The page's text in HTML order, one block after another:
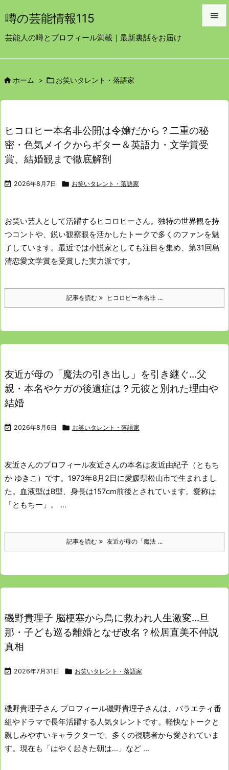
噂の芸能情報115
芸能人の噂とプロフィール満載｜最新裏話をお届け

前へ

ホーム >  お笑いタレント・落語家
ヒコロヒー本名非公開は令嬢だから？二重の秘
密・色気メイクからギター＆英語力・文学賞受
賞、結婚観まで徹底解剖
 2026年8月7日  お笑いタレント・落語家
お笑い芸人として活躍するヒコロヒーさん。 独特の世界観を持
つコントや、鋭い観察眼を活かしたトークで多くのファンを魅
了しています。 最近では小説家としても注目を集め、第31回島
清恋愛文学賞を受賞した実力派です。
記事を読む ヒコロヒー本名非 ...
友近が母の「魔法の引き出し」を引き継ぐ…父
親・本名やケガの後遺症は？元彼と別れた理由や
結婚
 2026年8月6日  お笑いタレント・落語家
友近さんのプロフィール友近さんの本名は友近由紀子（ともち
か ゆきこ）です。 1973年8月2日に愛媛県松山市で生まれまし
た。
血液型はB型、身長は157cm前後とされています。 愛称は
「ともちー」。 ...
記事を読む 友近が母の「魔法 ...
磯野貴理子 脳梗塞から鳥に救われ人生激変…旦
那・子ども巡る離婚となぜ改名？松居直美不仲説
真相
 2026年7月31日  お笑いタレント・落語家
磯野貴理子さん プロフィール磯野貴理子さんは、バラエティ番
組やドラマで長年活躍する人気タレントです。 軽快なトークと
親しみやすいキャラクターで、多くの視聴者から愛されていま
す。 現在も「はやく起きた朝は…」など ...